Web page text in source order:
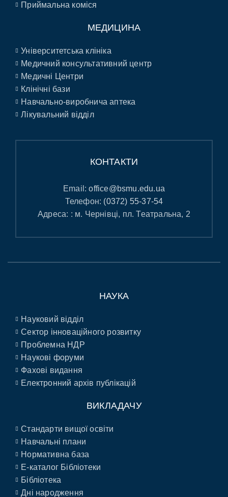
Приймальна коміся
МЕДИЦИНА
Університетська клініка
Медичний консультативний центр
Медичні Центри
Клінічні бази
Навчально-виробнича аптека
Лікувальний відділ
КОНТАКТИ
Email:office@bsmu.edu.ua
Телефон: (0372) 55-37-54
Адреса: : м. Чернівці, пл. Театральна, 2
НАУКА
Науковий відділ
Сектор інноваційного розвитку
Проблемна НДР
Наукові форуми
Фахові видання
Електронний архів публікацій
ВИКЛАДАЧУ
Стандарти вищої освіти
Навчальні плани
Нормативна база
E-каталог Бібліотеки
Бібліотека
Дні народження